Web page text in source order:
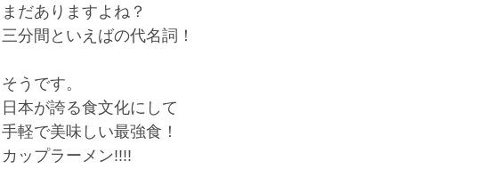
まだありますよね？
三分間といえばの代名詞！
そうです。
日本が誇る食文化にして
手軽で美味しい最強食！
カップラーメン!!!!